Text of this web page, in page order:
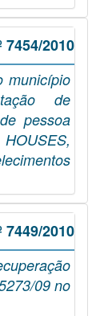
2010
município
de
pessoa
2010
09 no